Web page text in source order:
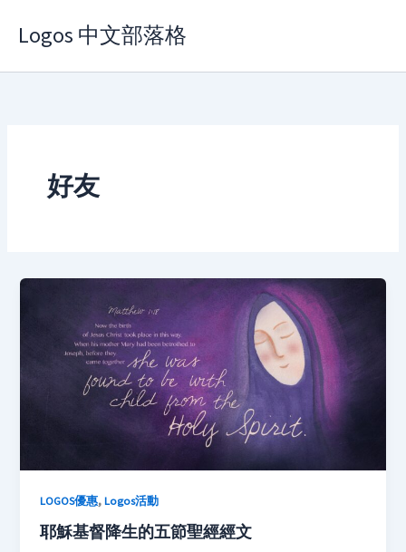
Logos 中文部落格
好友
LOGOS優惠,Logos活動
耶穌基督降生的五節聖經經文